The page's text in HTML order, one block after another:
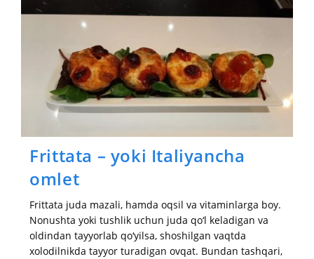
Frittata – yoki Italiyancha
omlet
Frittata juda mazali, hamda oqsil va vitaminlarga boy.
Nonushta yoki tushlik uchun juda qo‘l keladigan va
oldindan tayyorlab qo‘yilsa, shoshilgan vaqtda
xolodilnikda tayyor turadigan ovqat. Bundan tashqari,